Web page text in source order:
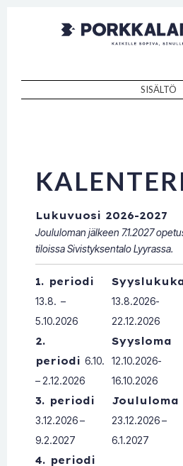
Kaikille sopiva, sinulle paras!
SISÄLTÖ
Lukuvuosi 2026-2027
Joululoman jälkeen 7.1.2027
tiloissa Sivistyksentalo Lyyrassa.
1. periodi
13.8. –
5.10.2026
2.
periodi 6.10.
– 2.12.2026
3. periodi
3.12.2026 –
9.2.2027
4. periodi
13.8.2026-
22.12.2026
Syysloma
12.10.2026-
16.10.2026
Joululoma
23.12.2026 –
6.1.2027